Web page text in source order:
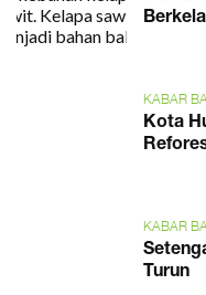
KABAR
Kota
KABAR
Turun